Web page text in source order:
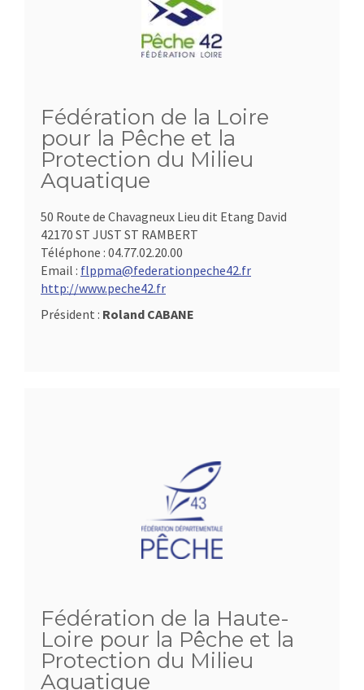
Fédération de la Loire
pour la Pêche et la
Protection du Milieu
Aquatique
50 Route de Chavagneux Lieu dit Etang David
42170 ST JUST ST RAMBERT
Téléphone : 04.77.02.20.00
Email : flppma@federationpeche42.fr
http://www.peche42.fr
Président : Roland CABANE
Fédération de la Haute-
Loire pour la Pêche et la
Protection du Milieu
Aquatique